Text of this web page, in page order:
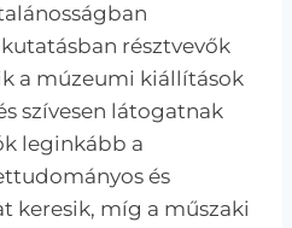
résztvevők
a múzeumi kiállítások
szívesen látogatnak
leginkább a
és
keresik, míg a műszaki